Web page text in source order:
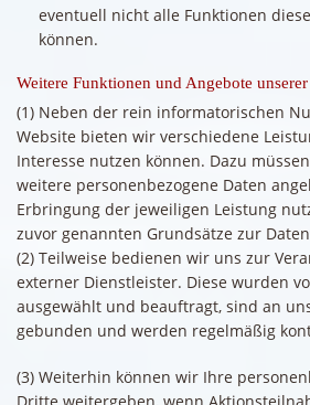
eventuell nicht alle Funktionen
können.
Weitere Funktionen und Angebote unserer
(1) Neben der rein informatorischen
Website bieten wir verschiedene
Interesse nutzen können. Dazu
weitere personenbezogene Daten
Erbringung der jeweiligen Leistung
zuvor genannten Grundsätze zur
(2) Teilweise bedienen wir uns zur
externer Dienstleister. Diese wurden
ausgewählt und beauftragt, sind an
gebunden und werden regelmäßig
(3) Weiterhin können wir Ihre